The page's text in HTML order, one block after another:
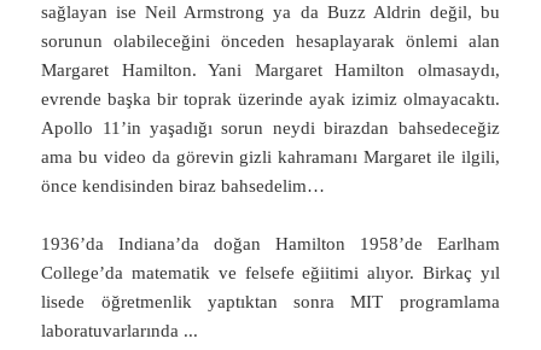
sağlayan ise Neil Armstrong ya da Buzz Aldrin değil, bu
sorunun olabileceğini önceden hesaplayarak önlemi alan
Margaret Hamilton. Yani Margaret Hamilton olmasaydı,
evrende başka bir toprak üzerinde ayak izimiz olmayacaktı.
Apollo 11’in yaşadığı sorun neydi birazdan bahsedeceğiz
ama bu video da görevin gizli kahramanı Margaret ile ilgili,
önce kendisinden biraz bahsedelim…
1936’da Indiana’da doğan Hamilton 1958’de Earlham
College’da matematik ve felsefe eğiitimi alıyor. Birkaç yıl
lisede öğretmenlik yaptıktan sonra MIT programlama
laboratuvarlarında ...